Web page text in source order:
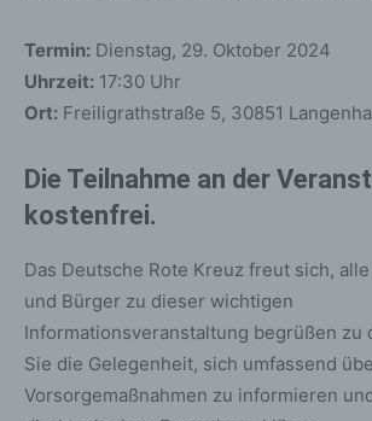
Termin: Dienstag, 29. Oktober 2024
Uhrzeit: 17:30 Uhr
Ort: Freiligrathstraße 5, 30851
Die Teilnahme an der
kostenfrei.
Das Deutsche Rote Kreuz freut sich,
und Bürger zu dieser wichtigen
Informationsveranstaltung begrüßen zu
Sie die Gelegenheit, sich umfassend
Vorsorgemaßnahmen zu informieren